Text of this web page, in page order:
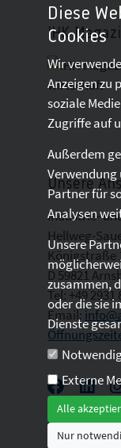
IHK-
Unsere
Industrie-
Hellweg-
Königstraße
D 59821
Tel: +49 2931
Email:
2026 © All
Einwilligung
Diese
Cookies
Wir
Anzeigen zu
soziale
Zugriffe auf
Außerdem
Verwendung
Partner für
Analysen
Unsere
zusammen,
oder die sie
Dienste
Externe
Alle
Nur